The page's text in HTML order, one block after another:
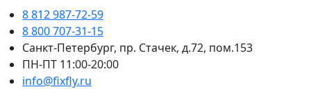
8 812 987-72-59
8 800 707-31-15
Санкт-Петербург, пр. Стачек, д.72, пом.153
ПН-ПТ 11:00-20:00
info@fixfly.ru